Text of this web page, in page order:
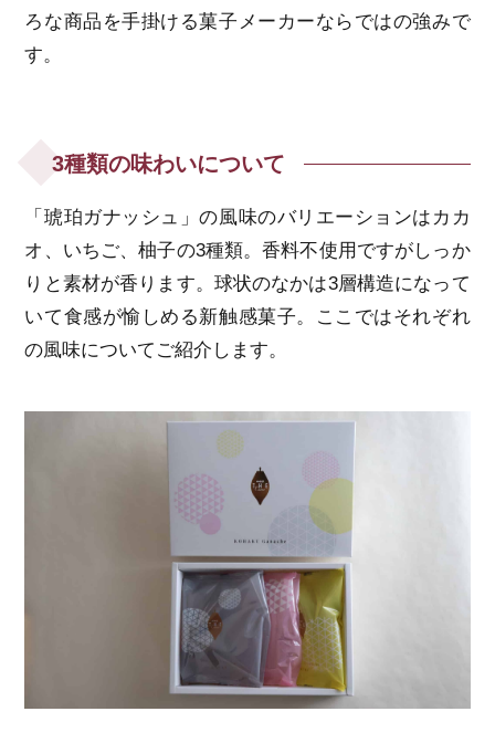
ろな商品を手掛ける菓子メーカーならではの強みで
す。
3種類の味わいについて
「琥珀ガナッシュ」の風味のバリエーションはカカ
オ、いちご、柚子の3種類。香料不使用ですがしっか
りと素材が香ります。球状のなかは3層構造になって
いて食感が愉しめる新触感菓子。ここではそれぞれ
の風味についてご紹介します。